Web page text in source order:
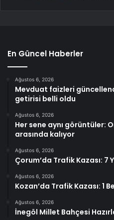
En Güncel Haberler
Ağustos 6, 2026
Mevduat faizleri
getirisi belli oldu
Ağustos 6, 2026
Her sene aynı görüntüler:
arasında kalıyor
Ağustos 6, 2026
Çorum’da Trafik Kazası: 7
Ağustos 6, 2026
Kozan’da Trafik Kazası: 1
Ağustos 6, 2026
İnegöl Millet Bahçesi